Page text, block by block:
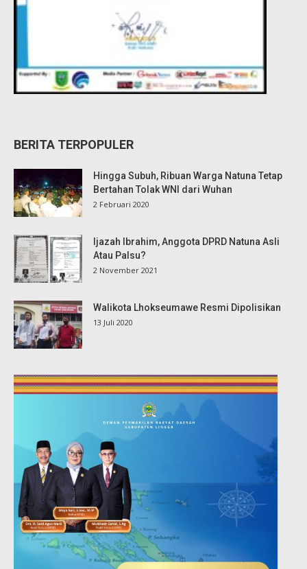
BERITA TERPOPULER
Hingga Subuh, Ribuan Warga Natuna Tetap
Bertahan Tolak WNI dari Wuhan
2 Februari 2020
Ijazah Ibrahim, Anggota DPRD Natuna Asli
Atau Palsu?
2 November 2021
Walikota Lhokseumawe Resmi Dipolisikan
13 Juli 2020